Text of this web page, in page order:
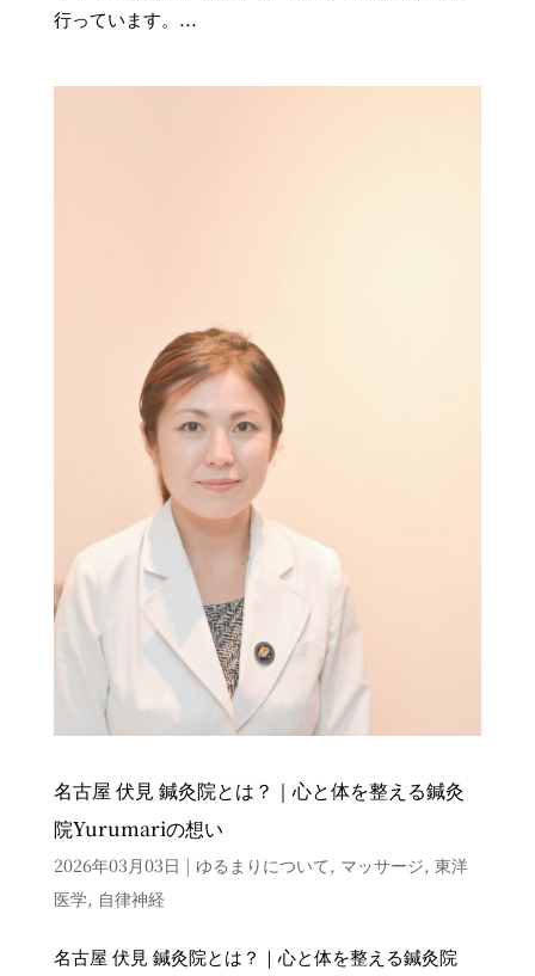
行っています。...
名古屋 伏見 鍼灸院とは？｜心と体を整える鍼灸
院Yurumariの想い
2026年03月03日 | ゆるまりについて, マッサージ, 東洋
医学, 自律神経
名古屋 伏見 鍼灸院とは？｜心と体を整える鍼灸院